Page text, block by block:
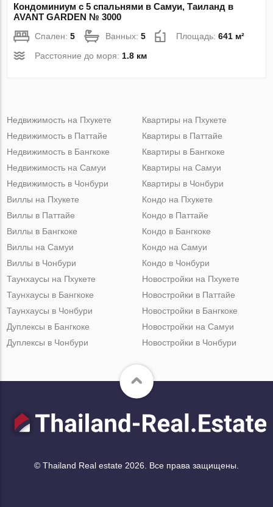
Кондоминиум с 5 спальнями в Самуи, Таиланд в
AVANT GARDEN № 3000
Спален:5 Ванных:5 Площадь:641 м²
Расстояние до моря: 1.8 км
Недвижимость на Пхукете
Недвижимость в Паттайе
Недвижимость в Бангкоке
Недвижимость на Самуи
Недвижимость в Чонбури
Квартиры на Пхукете
Квартиры в Паттайе
Квартиры в Бангкоке
Квартиры на Самуи
Квартиры в Чонбури
Виллы на Пхукете
Виллы в Паттайе
Виллы в Бангкоке
Виллы на Самуи
Виллы в Чонбури
Кондо на Пхукете
Кондо в Паттайе
Кондо в Бангкоке
Кондо на Самуи
Кондо в Чонбури
Таунхаусы на Пхукете
Таунхаусы в Бангкоке
Таунхаусы в Чонбури
Дуплексы в Бангкоке
Дуплексы в Чонбури
Новостройки на Пхукете
Новостройки в Паттайе
Новостройки в Бангкоке
Новостройки на Самуи
Новостройки в Чонбури
© Thailand Real estate 2026. Все права защищены.